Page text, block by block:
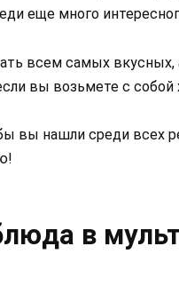
еще много
всем самых
вы возьмете с
вы нашли среди всех
в